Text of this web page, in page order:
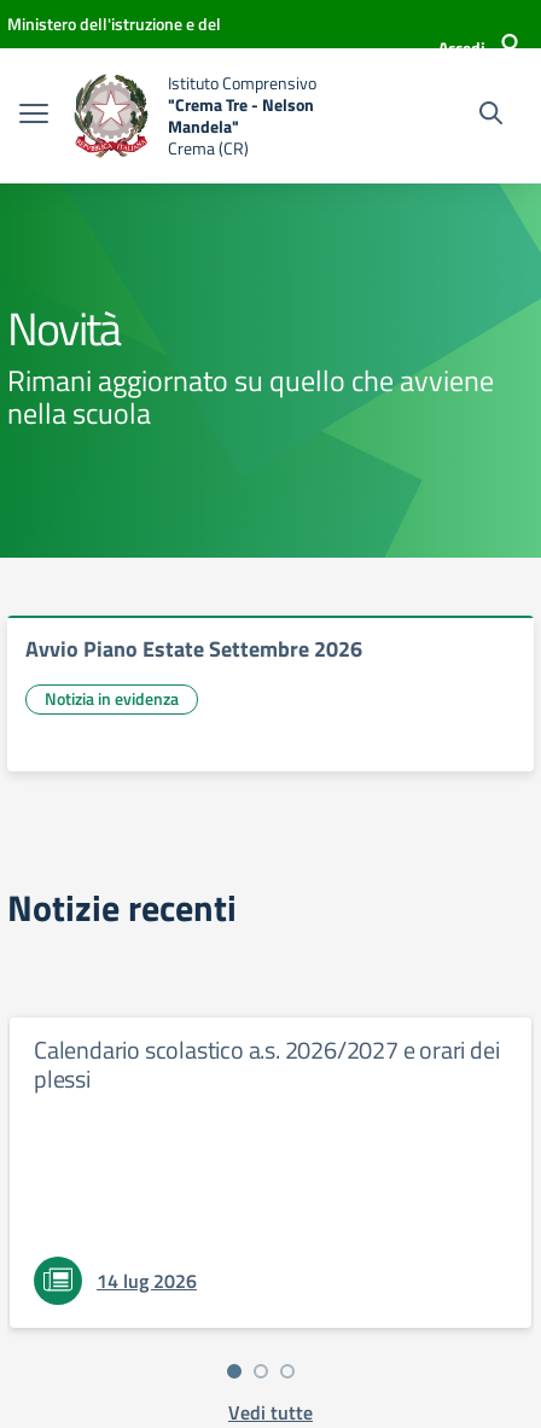
Vai ai contenuti
Vai al menu di navigazione
Vai al footer
Ministero dell'istruzione e del
Accedi
Istituto Comprensivo
"Crema Tre - Nelson
Mandela"
Crema (CR)
Novità
Rimani aggiornato su quello che avviene
nella scuola
Avvio Piano Estate Settembre 2026
Notizia in evidenza
Notizie recenti
Calendario scolastico a.s. 2026/2027 e orari dei
plessi
14 lug 2026
Vedi tutte